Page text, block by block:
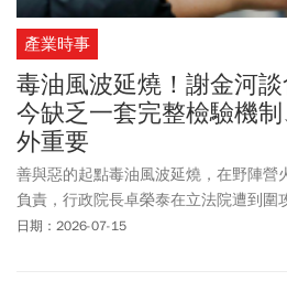
產業時事
毒油風波延燒！謝金河
今缺乏一套完整檢驗機
外重要
善與惡的起點毒油風波延燒，在野陣營
負責，行政院長卓榮泰在立法院遭到
清德總統和福壽實業董事長洪堯昆關係
日期：2026-07-15